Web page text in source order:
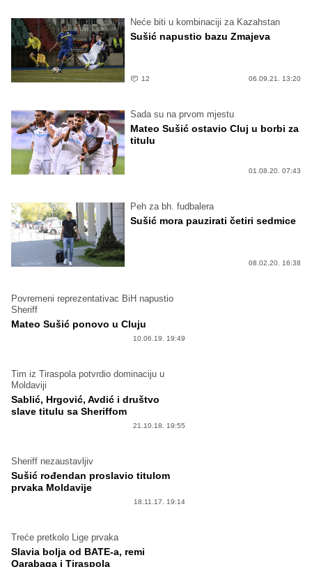
Neće biti u kombinaciji za Kazahstan
Sušić napustio bazu Zmajeva
12 06.09.21. 13:20
Sada su na prvom mjestu
Mateo Sušić ostavio Cluj u borbi za
titulu
01.08.20. 07:43
Peh za bh. fudbalera
Sušić mora pauzirati četiri sedmice
08.02.20. 16:38
Povremeni reprezentativac BiH napustio
Sheriff
Mateo Sušić ponovo u Cluju
10.06.19. 19:49
Tim iz Tiraspola potvrdio dominaciju u
Moldaviji
Sablić, Hrgović, Avdić i društvo
slave titulu sa Sheriffom
21.10.18. 19:55
Sheriff nezaustavljiv
Sušić rođendan proslavio titulom
prvaka Moldavije
18.11.17. 19:14
Treće pretkolo Lige prvaka
Slavia bolja od BATE-a, remi
Qarabaga i Tiraspola